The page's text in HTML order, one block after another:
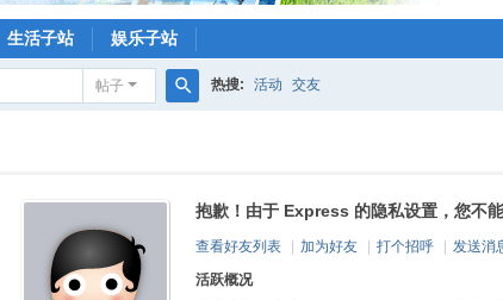
生活子站 娱乐子站
帖子 热搜: 活动 交友
抱歉！由于 Express 的隐私设置，您不
查看好友列表 加为好友 打个招呼
发送消
活跃概况